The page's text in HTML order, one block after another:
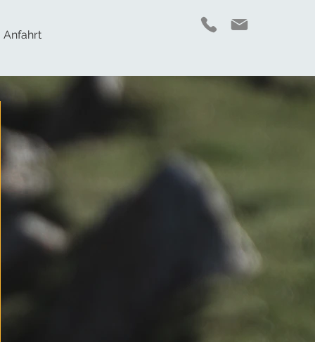
Anfahrt